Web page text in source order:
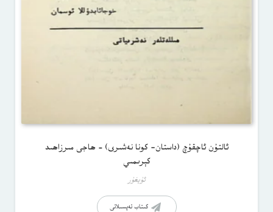
ئالتۇن ئاچقۇچ (داستان- كونا نەشىرى) – ھاجى مىرزاھىد
كېرىمىي
ئۇيغۇر
كىتاب تەپسىلاتى